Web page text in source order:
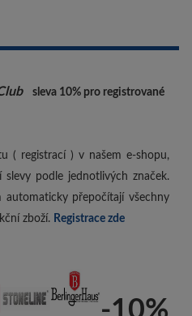
sleva 10% pro registrované
( registrací ) v našem e-shopu,
slevy podle jednotlivých značek.
automaticky přepočítají všechny
zboží. Registrace zde
-10%